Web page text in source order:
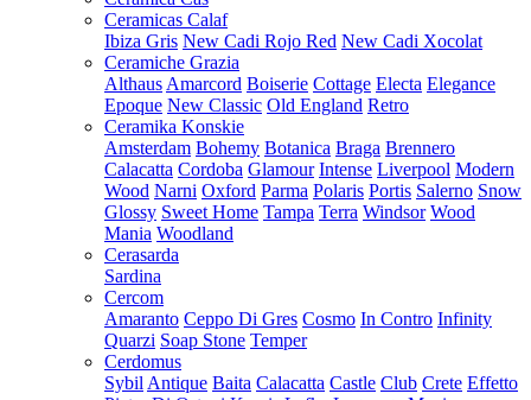
Ceramicas Calaf
Ibiza Gris New Cadi Rojo Red New Cadi Xocolat
Ceramiche Grazia
Althaus Amarcord Boiserie Cottage Electa Elegance
Epoque New Classic Old England Retro
Ceramika Konskie
Amsterdam Bohemy Botanica Braga Brennero
Calacatta Cordoba Glamour Intense Liverpool Modern
Wood Narni Oxford Parma Polaris Portis Salerno Snow
Glossy Sweet Home Tampa Terra Windsor Wood
Mania Woodland
Cerasarda
Sardina
Cercom
Amaranto Ceppo Di Gres Cosmo In Contro Infinity
Quarzi Soap Stone Temper
Cerdomus
Sybil Antique Baita Calacatta Castle Club Crete Effetto